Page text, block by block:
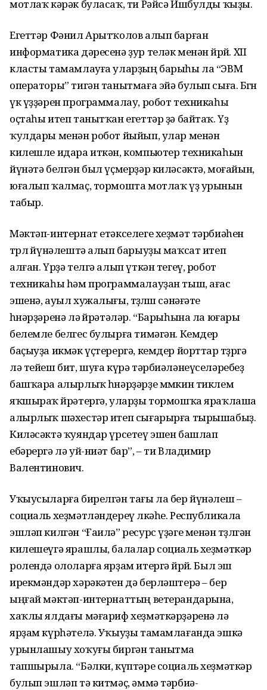
мотлаҡ кәрәк буласаҡ, ти Рәйсә Ишбулды ҡыҙы.
Егеттәр Фәнил Арытҡолов алып барған
информатика дәре­сенә ҙур теләк менән йөрөй. XII
класты тамамлауға уларҙың барыһы ла “ЭВМ
операторы” тигән танытмаға эйә булып сыға. Бөгөн
үк үҙҙәрен программалау, робот техникаһы
оҫтаһы итеп танытҡан егеттәр ҙә байтаҡ. Үҙ
ҡулдары менән робот йыйып, улар менән
килешле идара иткән, компьютер техникаһын
йүнәтә белгән был үҫмерҙәр киләсәктә, моғайын,
юғалып ҡалмаҫ, тормошта мотлаҡ үҙ урынын
табыр.
Мәктәп-интернат етәкселеге хеҙмәт тәрбиәһен
төрлө йүнәлештә алып барыуҙы маҡсат итеп
алған. Үрҙә телгә алып үткән тегеү, робот
техникаһы һәм програм­малауҙан тыш, ағас
эшенә, ауыл хужалығы, төҙөлөш сәнәғәте
һөнәрҙәренә лә өйрәтәләр. “Барыһына ла юғары
белемле белгес булырға тимәгән. Кемдер
баҫыуҙа икмәк үҫтерергә, кемдер йорттар төҙөргә
лә тейеш бит, шуға күрә тәрбиәлә­неүсе­ләребеҙ
башҡара алырлыҡ һөнәр­ҙәрҙе мөмкин тиклем
яҡшыраҡ өйрәтергә, уларҙы тормошҡа яраҡлаша
алырлыҡ шәхестәр итеп сығарырға тырышабыҙ.
Киләсәктә ҡуяндар үрсетеү эшен башлап
ебәрергә лә уй-ниәт бар”, – ти Владимир
Валентинович.
Уҡыусыларға бирелгән тағы ла бер йүнәлеш –
социаль хеҙ­мәтләндереү өлкәһе. Республикала
эшләп килгән “Ғаилә” ресурс үҙәге менән төҙөлгән
килешеүгә ярашлы, балалар социаль хеҙмәт­кәр
ролендә ололарға ярҙам итергә йөрөй. Был эш
ирекмәндәр хәрә­кәтен дә берләштерә – бер
ыңғай мәктәп-интернаттың ветерандарына,
хаҡлы ялдағы мәғариф хеҙмәткәрҙәренә лә
ярҙам күрһә­телә. Уҡыуҙы тамамлағанда эшкә
урынлашыу хоҡуғы биргән танытма
тапшырыла. “Бәлки, күптәре социаль хеҙмәткәр
булып эшләп тә китмәҫ, әммә тәрбиә­